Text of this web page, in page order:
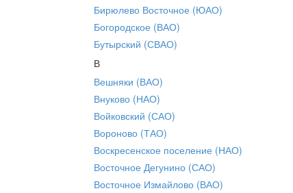
Бирюлево Восточное (ЮАО)
Богородское (ВАО)
Бутырский (СВАО)
В
Вешняки (ВАО)
Внуково (НАО)
Войковский (САО)
Вороново (ТАО)
Воскресенское поселение (НАО)
Восточное Дегунино (САО)
Восточное Измайлово (ВАО)